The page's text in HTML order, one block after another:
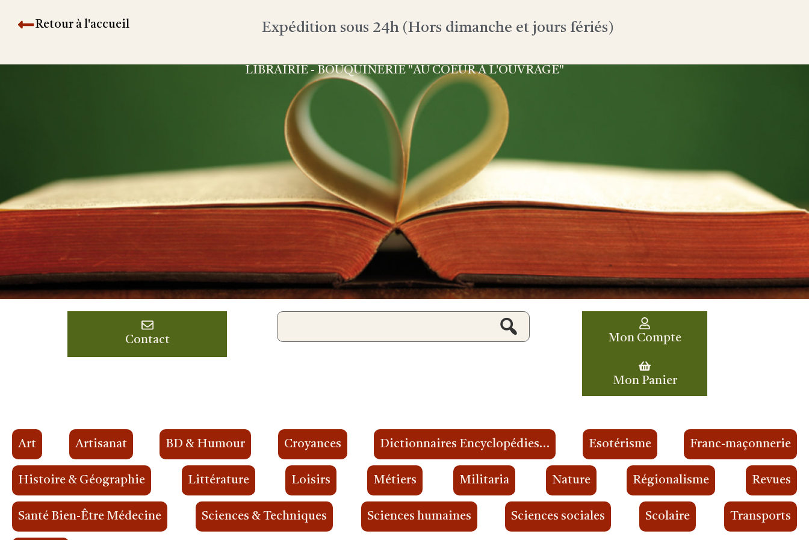
Retour à l'accueil Expédition sous 24h (Hors dimanche et jours fériés)
LIBRAIRIE - BOUQUINERIE "AU COEUR À L'OUVRAGE"
Contact Mon Compte
Mon Panier
Art Artisanat BD & Humour Croyances Dictionnaires Encyclopédies… Esotérisme Franc-maçonnerie
Histoire & Géographie Littérature Loisirs Métiers Militaria Nature Régionalisme Revues
Santé Bien-Être Médecine Sciences & Techniques Sciences humaines Sciences sociales Scolaire Transports